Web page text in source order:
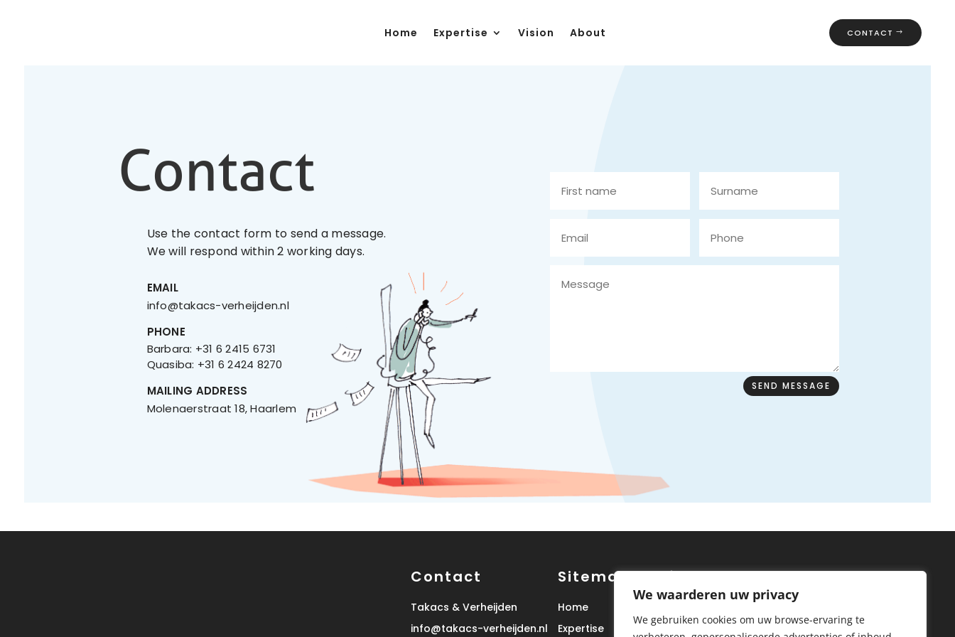
We waarderen uw privacy
We gebruiken cookies om uw browse-ervaring te
Home Expertise Vision About CONTACT
Contact
Use the contact form to send a message.
We will respond within 2 working days.
EMAIL
info@takacs-verheijden.nl
PHONE
Barbara: +31 6 2415 6731
Quasiba: +31 6 2424 8270
MAILING ADDRESS
Molenaerstraat 18, Haarlem
SEND MESSAGE
Contact
Takacs & Verheijden
info@takacs-verheijden.nl
Sitemap
Home
Expertise
Informatie
General Terms and Conditions
Privacy Policy